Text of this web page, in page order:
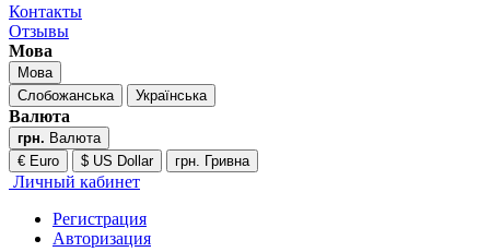
Контакты
Отзывы
Мова
Мова
Слобожанська
Українська
Валюта
грн. Валюта
€ Euro
$ US Dollar грн. Гривна
Личный кабинет
Регистрация
Авторизация